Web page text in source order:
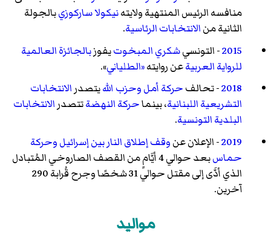
منافسه الرئيس المنتهية ولايتهنيكولا ساركوزيبالجولة
الثانية منالانتخابات الرئاسية.
2015- التونسيشكري المبخوتيفوزبالجائزة العالمية
للرواية العربيةعن روايته«الطلياني».
2018- تحالفحركة أملوحزب اللهيتصدر الانتخابات
التشريعية اللبنانية، بينماحركة النهضةتتصدر الانتخابات
البلدية التونسية.
2019- الإعلان عنوقف إطلاق النار بين إسرائيل وحركة
حماس
بعد حوالي 4 أيَّامٍ من القصف الصاروخي المُتبادل
الذي أدَّى إلى مقتل حوالي 31 شخصًا وجرح قُرابة 290
آخرين.
مواليد